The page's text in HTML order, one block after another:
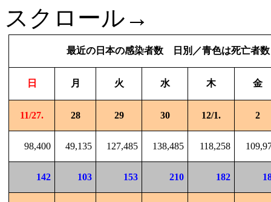
スクロール→
最近の日本の感染者数 日別／青色は死亡者数
日 月 火 水 木 金
11/27. 28 29 30 12/1. 2
98,400 49,135 127,485 138,485 118,258
142 103 153 210 182